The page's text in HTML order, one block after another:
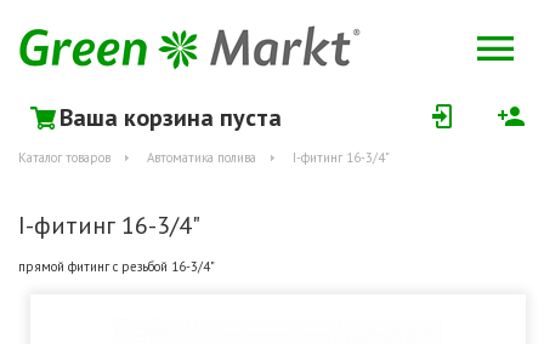
Ваша корзина пуста
Каталог товаров Автоматика полива I-фитинг 16-3/4"
I-фитинг 16-3/4"
прямой фитинг с резьбой 16-3/4"